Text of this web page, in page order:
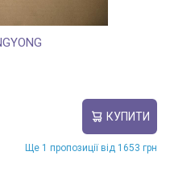
КУПИТИ
Ще 1 пропозиції від 1653 грн